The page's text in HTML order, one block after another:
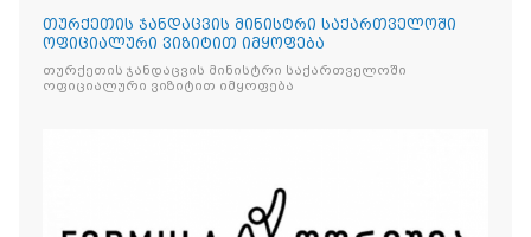
თურქეთის ჯანდაცვის მინისტრი საქართველოში
ოფიციალური ვიზიტით იმყოფება
თურქეთის ჯანდაცვის მინისტრი საქართველოში
ოფიციალური ვიზიტით იმყოფება